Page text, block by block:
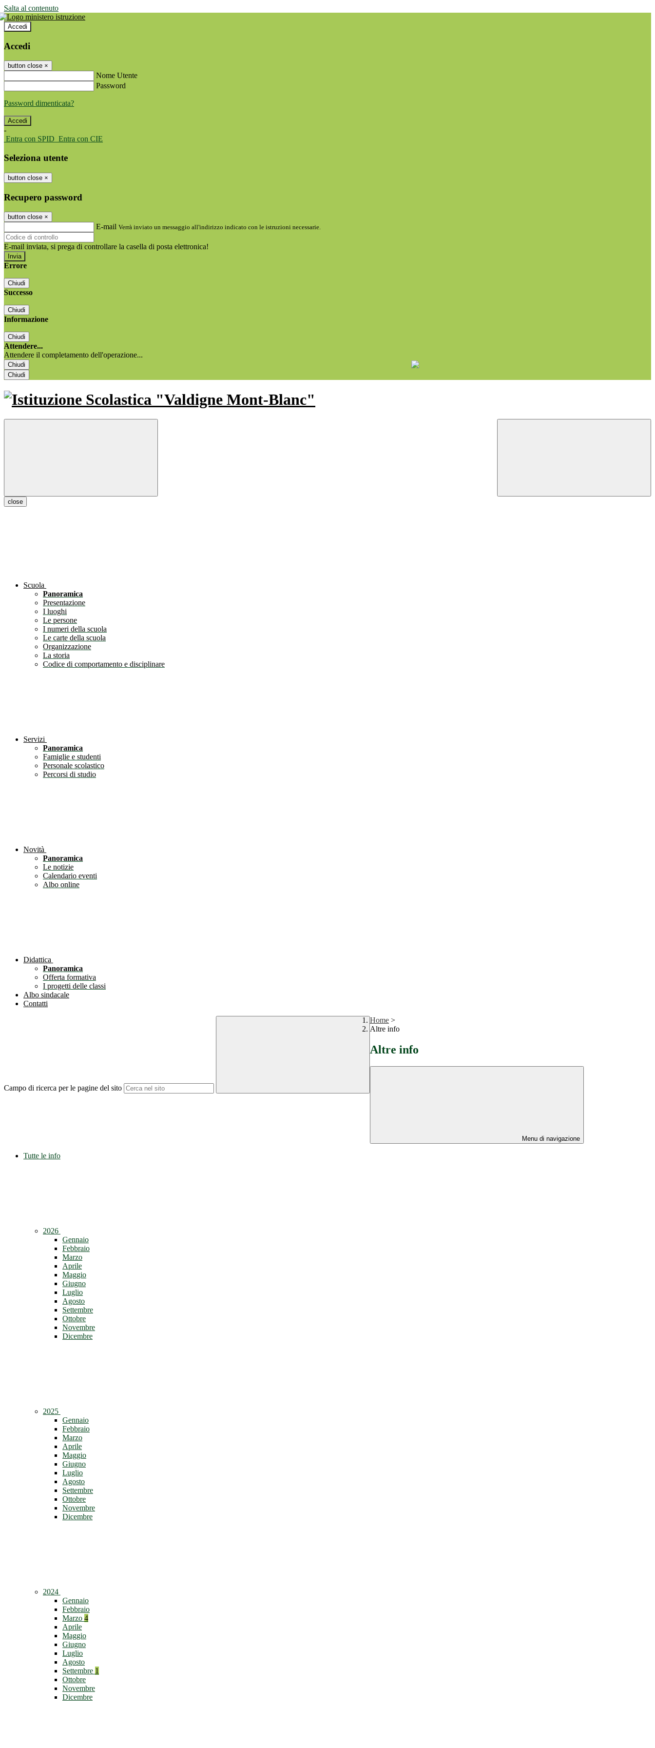
Salta al contenuto
Accedi
Accedi
button close ×
Nome Utente
Password
Password dimenticata?
-
Entra con SPID Entra con CIE
Seleziona utente
button close ×
Recupero password
button close ×
E-mail Verrà inviato un messaggio all'indirizzo indicato con le istruzioni necessarie.
E-mail inviata, si prega di controllare la casella di posta elettronica!
Errore
Chiudi
Successo
Chiudi
Informazione
Chiudi
Attendere...
Attendere il completamento dell'operazione...
Chiudi
Chiudi
close
Scuola
Panoramica
Presentazione
I luoghi
Le persone
I numeri della scuola
Le carte della scuola
Organizzazione
La storia
Codice di comportamento e disciplinare
Servizi
Panoramica
Famiglie e studenti
Personale scolastico
Percorsi di studio
Novità
Panoramica
Le notizie
Calendario eventi
Albo online
Didattica
Panoramica
Offerta formativa
I progetti delle classi
Albo sindacale
Contatti
Campo di ricerca per le pagine del sito
Home >
Altre info
Altre info
Menu di navigazione
Tutte le info
2026
Gennaio
Febbraio
Marzo
Aprile
Maggio
Giugno
Luglio
Agosto
Settembre
Ottobre
Novembre
Dicembre
2025
Gennaio
Febbraio
Marzo
Aprile
Maggio
Giugno
Luglio
Agosto
Settembre
Ottobre
Novembre
Dicembre
2024
Gennaio
Febbraio
Marzo 4
Aprile
Maggio
Giugno
Luglio
Agosto
Settembre 1
Ottobre
Novembre
Dicembre